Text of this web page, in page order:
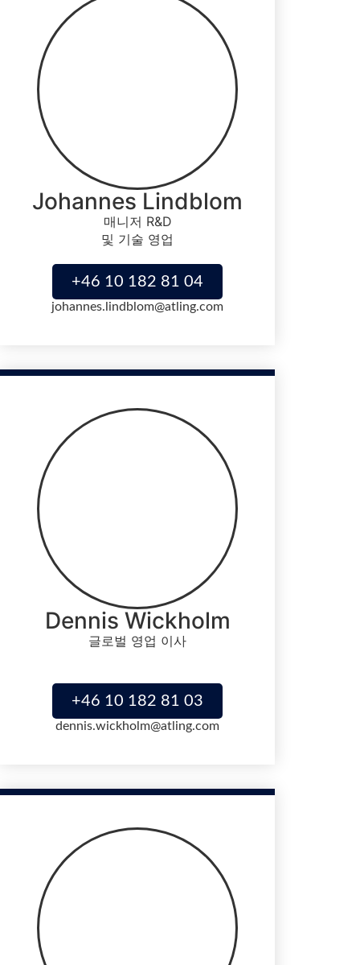
Johannes Lindblom
매니저 R&D
및 기술 영업
+46 10 182 81 04
johannes.lindblom@atling.com
Dennis Wickholm
글로벌 영업 이사
+46 10 182 81 03
dennis.wickholm@atling.com